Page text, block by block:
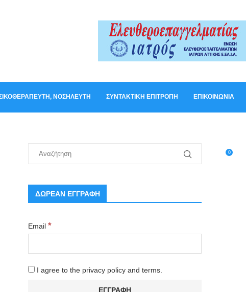
ΝΟΣΗΛΕΥΤΉ ΣΥΝΤΑΚΤΙΚΉ ΕΠΙΤΡΟΠΉ ΕΠΙΚΟΙΝΩΝΊΑ
0
ΔΩΡΕΑΝ ΕΓΓΡΑΦΗ
Email *
I agree to the privacy policy and terms.